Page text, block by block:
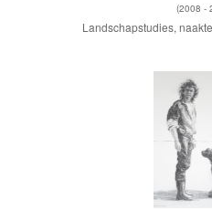
(2008 -
Landschapstudies,